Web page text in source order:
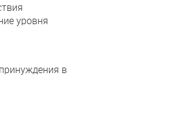
уровня
в